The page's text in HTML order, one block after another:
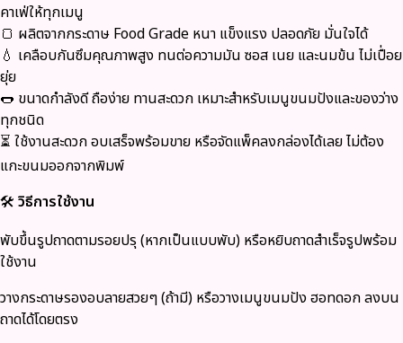
คาเฟ่ให้ทุกเมนู
🍞 ผลิตจากกระดาษ Food Grade หนา แข็งแรง ปลอดภัย มั่นใจได้
💧 เคลือบกันซึมคุณภาพสูง ทนต่อความมัน ซอส เนย และนมข้น ไม่เปื่อย
ยุ่ย
🌭 ขนาดกำลังดี ถือง่าย ทานสะดวก เหมาะสำหรับเมนูขนมปังและของว่าง
ทุกชนิด
⏳ ใช้งานสะดวก อบเสร็จพร้อมขาย หรือจัดแพ็คลงกล่องได้เลย ไม่ต้อง
แกะขนมออกจากพิมพ์
🛠 วิธีการใช้งาน
พับขึ้นรูปถาดตามรอยปรุ (หากเป็นแบบพับ) หรือหยิบถาดสำเร็จรูปพร้อม
ใช้งาน
วางกระดาษรองอบลายสวยๆ (ถ้ามี) หรือวางเมนูขนมปัง ฮอทดอก ลงบน
ถาดได้โดยตรง